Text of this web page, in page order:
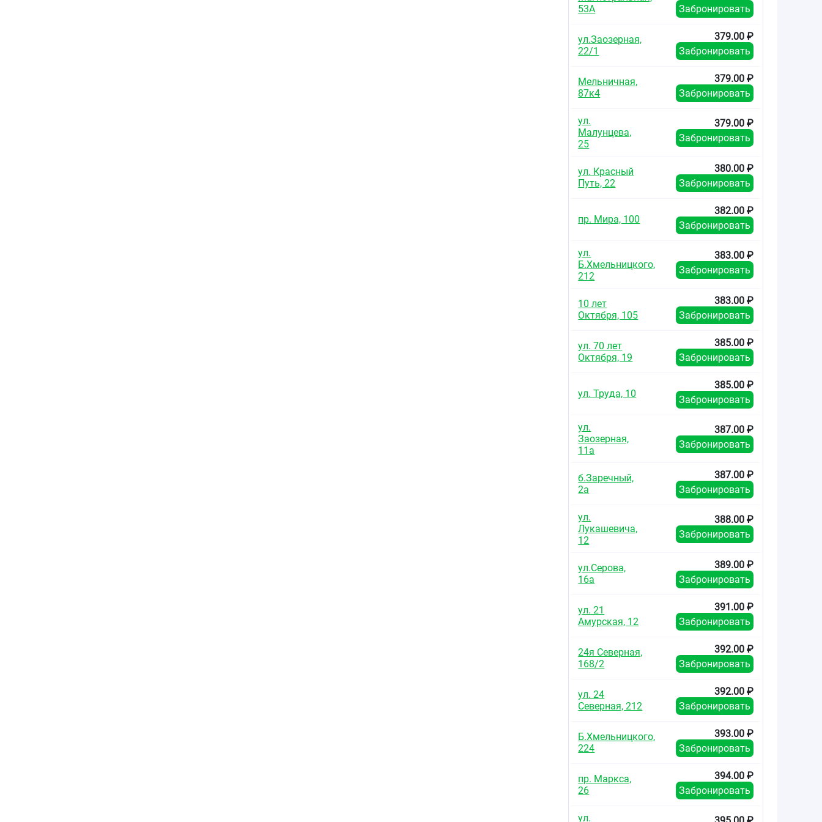
53А
Забронировать
ул.Заозерная,
22/1
379.00 ₽
Забронировать
Мельничная,
87к4
379.00 ₽
Забронировать
ул.
Малунцева,
25
379.00 ₽
Забронировать
ул. Красный
Путь, 22
380.00 ₽
Забронировать
пр. Мира, 100
382.00 ₽
Забронировать
ул.
Б.Хмельницкого,
212
383.00 ₽
Забронировать
10 лет
Октября, 105
383.00 ₽
Забронировать
ул. 70 лет
Октября, 19
385.00 ₽
Забронировать
ул. Труда, 10
385.00 ₽
Забронировать
ул.
Заозерная,
11а
387.00 ₽
Забронировать
б.Заречный,
2а
387.00 ₽
Забронировать
ул.
Лукашевича,
12
388.00 ₽
Забронировать
ул.Серова,
16а
389.00 ₽
Забронировать
ул. 21
Амурская, 12
391.00 ₽
Забронировать
24я Северная,
168/2
392.00 ₽
Забронировать
ул. 24
Северная, 212
392.00 ₽
Забронировать
Б.Хмельницкого,
224
393.00 ₽
Забронировать
пр. Маркса,
26
394.00 ₽
Забронировать
ул.